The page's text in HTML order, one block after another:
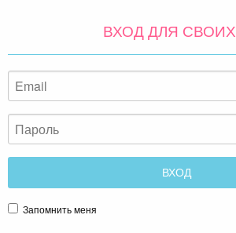
ВХОД ДЛЯ СВОИХ
Запомнить меня